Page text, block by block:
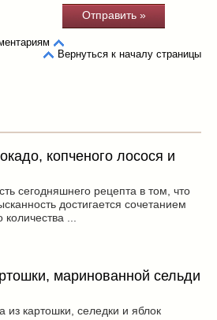
Вернуться к началу страницы
копченого лосося и
сегодняшнего рецепта в том, что
достигается сочетанием
количества ...
маринованной сельди
из картошки, селедки и яблок